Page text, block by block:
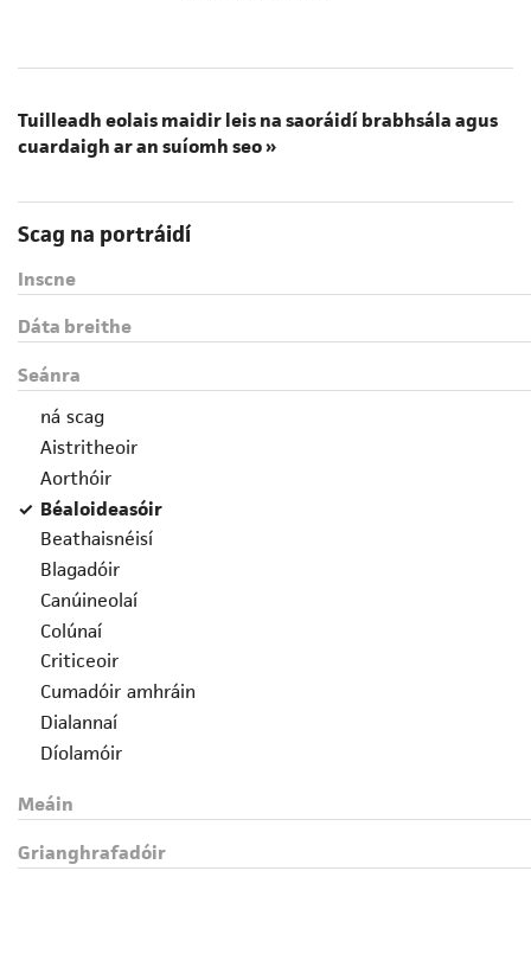
Tuilleadh eolais maidir leis na saoráidí brabhsála agus
cuardaigh ar an suíomh seo »
Scag na portráidí
Inscne
Dáta breithe
Seánra
ná scag
Aistritheoir
Aorthóir
Béaloideasóir
Beathaisnéisí
Blagadóir
Canúineolaí
Colúnaí
Criticeoir
Cumadóir amhráin
Dialannaí
Díolamóir
Eagarthóir
Fealsúnaí
File
Meáin
Grianghrafadóir